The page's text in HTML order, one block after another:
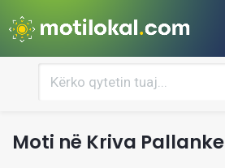
Moti në Kriva Pallanke